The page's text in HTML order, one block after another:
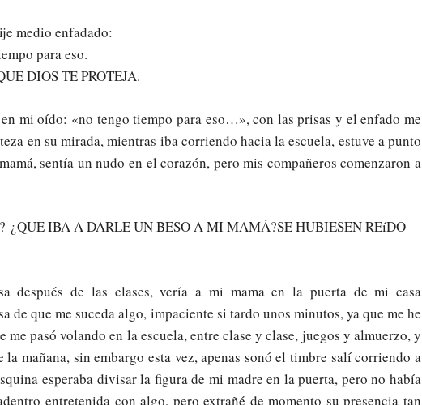
medio enfadado:
para eso.
DIOS TE PROTEJA.
mi oído: «no tengo tiempo para eso…», con las prisas y el enfado me
en su mirada, mientras iba corriendo hacia la escuela, estuve a punto
sentía un nudo en el corazón, pero mis compañeros comenzaron a
¿QUE IBA A DARLE UN BESO A MI MAMÁ?SE HUBIESEN REíDO
después de las clases, vería a mi mama en la puerta de mi casa
de que me suceda algo, impaciente si tardo unos minutos, ya que me he
pasó volando en la escuela, entre clase y clase, juegos y almuerzo, y
mañana, sin embargo esta vez, apenas sonó el timbre salí corriendo a
esperaba divisar la figura de mi madre en la puerta, pero no había
entretenida con algo, pero extrañé de momento su presencia tan